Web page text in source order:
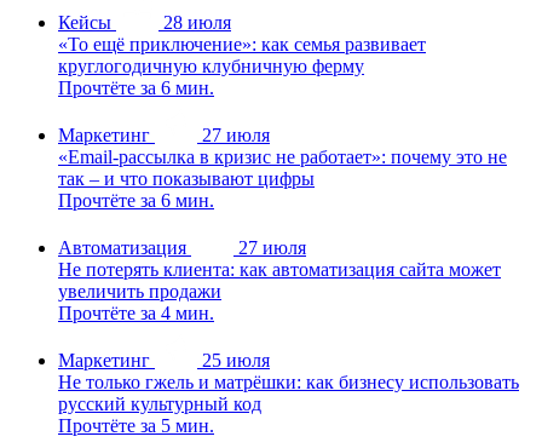
Кейсы
28 июля
«То ещё приключение»: как семья развивает
круглогодичную клубничную ферму
Прочтёте за 6 мин.
Маркетинг
27 июля
«Email-рассылка в кризис не работает»: почему это не
так – и что показывают цифры
Прочтёте за 6 мин.
Автоматизация
27 июля
Не потерять клиента: как автоматизация сайта может
увеличить продажи
Прочтёте за 4 мин.
Маркетинг
25 июля
Не только гжель и матрёшки: как бизнесу использовать
русский культурный код
Прочтёте за 5 мин.